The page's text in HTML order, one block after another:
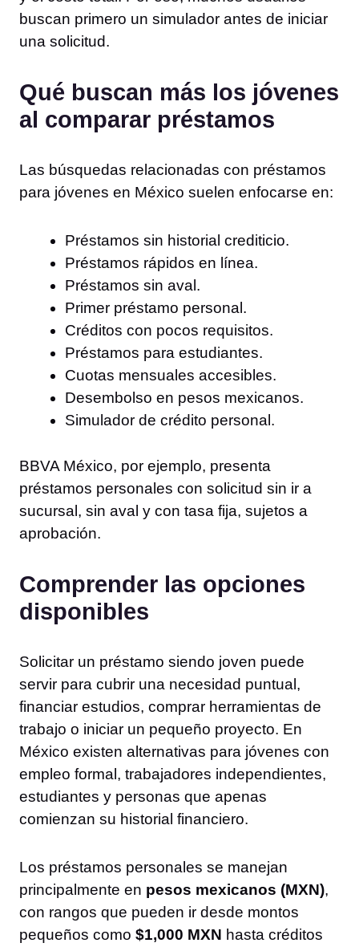
buscan primero un simulador antes de iniciar
una solicitud.
Qué buscan más los jóvenes
al comparar préstamos
Las búsquedas relacionadas con préstamos
para jóvenes en México suelen enfocarse en:
Préstamos sin historial crediticio.
Préstamos rápidos en línea.
Préstamos sin aval.
Primer préstamo personal.
Créditos con pocos requisitos.
Préstamos para estudiantes.
Cuotas mensuales accesibles.
Desembolso en pesos mexicanos.
Simulador de crédito personal.
BBVA México, por ejemplo, presenta
préstamos personales con solicitud sin ir a
sucursal, sin aval y con tasa fija, sujetos a
aprobación.
Comprender las opciones
disponibles
Solicitar un préstamo siendo joven puede
servir para cubrir una necesidad puntual,
financiar estudios, comprar herramientas de
trabajo o iniciar un pequeño proyecto. En
México existen alternativas para jóvenes con
empleo formal, trabajadores independientes,
estudiantes y personas que apenas
comienzan su historial financiero.
Los préstamos personales se manejan
principalmente en pesos mexicanos (MXN),
con rangos que pueden ir desde montos
pequeños como $1,000 MXN hasta créditos